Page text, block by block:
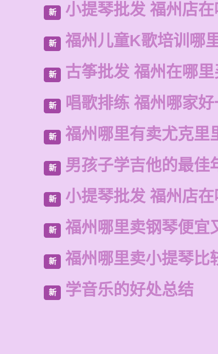
新 小提琴批发 福州店
新 福州儿童K歌培训哪
新 古筝批发 福州在哪
新 唱歌排练 福州哪家
新 福州哪里有卖尤克里
新 男孩子学吉他的最佳
新 小提琴批发 福州店
新 福州哪里卖钢琴便宜
新 福州哪里卖小提琴比
新 学音乐的好处总结